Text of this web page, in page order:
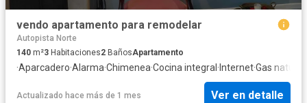
vendo apartamento para remodelar
Autopista Norte
140 m²3 Habitaciones2 BañosApartamento
·Aparcadero·Alarma·Chimenea·Cocina integral · Internet·Gas natural
Actualizado hace más de 1 mes Ver en detalle